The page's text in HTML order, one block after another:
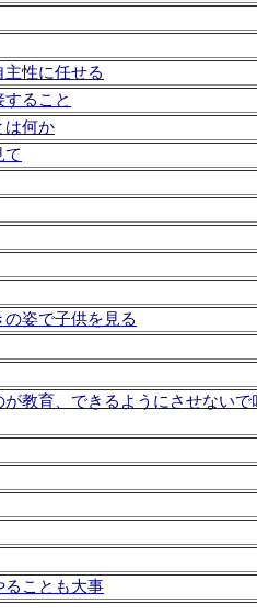
性に任せる
ること
は何か
て
姿で子供を見る
教育、できるようにさせないで
ることも大事